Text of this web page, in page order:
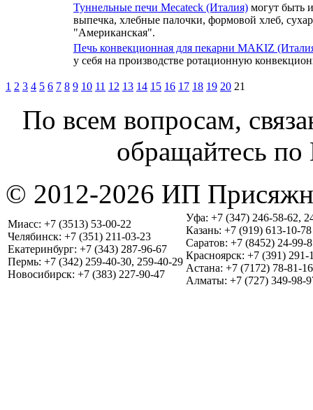
Туннельные печи Mecateck (Италия) могут быть
выпечка, хлебные палочки, формовой хлеб,
"Американская".
Печь конвекционная для пекарни MAKIZ
у себя на производстве ротационную
1 2 3 4 5 6 7 8 9 10 11 12 13 14 15 16 17 18 19 20 21
По всем вопросам,
обращайтесь
© 2012-2026 ИП
Миасс: +7 (3513) 53-00-22
Челябинск: +7 (351) 211-03-23
Екатеринбург: +7 (343) 287-96-67
Пермь: +7 (342) 259-40-30, 259-40-29
Новосибирск: +7 (383) 227-90-47
Уфа: +7 (347) 246-58-62,
Казань: +7 (919) 613-10-78
Саратов: +7 (8452) 24-99-
Красноярск: +7 (391) 291-
Астана: +7 (7172) 78-81-16
Алматы: +7 (727) 349-98-